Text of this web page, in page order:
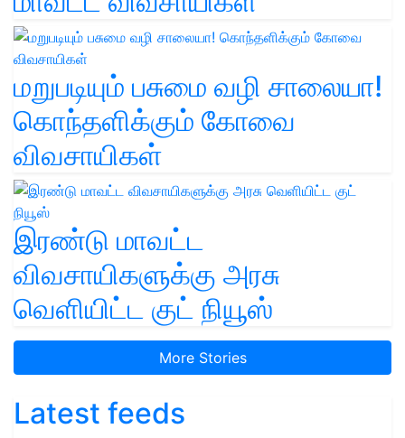
மறுபடியும் பசுமை வழி சாலையா!
கொந்தளிக்கும் கோவை
விவசாயிகள்
இரண்டு மாவட்ட
விவசாயிகளுக்கு அரசு
வெளியிட்ட குட் நியூஸ்
More Stories
Latest feeds